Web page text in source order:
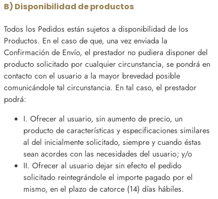
B) Disponibilidad de productos
Todos los Pedidos están sujetos a disponibilidad de los
Productos. En el caso de que, una vez enviada la
Confirmación de Envío, el prestador no pudiera disponer del
producto solicitado por cualquier circunstancia, se pondrá en
contacto con el usuario a la mayor brevedad posible
comunicándole tal circunstancia. En tal caso, el prestador
podrá:
I. Ofrecer al usuario, sin aumento de precio, un
producto de características y especificaciones similares
al del inicialmente solicitado, siempre y cuando éstas
sean acordes con las necesidades del usuario; y/o
II. Ofrecer al usuario dejar sin efecto el pedido
solicitado reintegrándole el importe pagado por el
mismo, en el plazo de catorce (14) días hábiles.